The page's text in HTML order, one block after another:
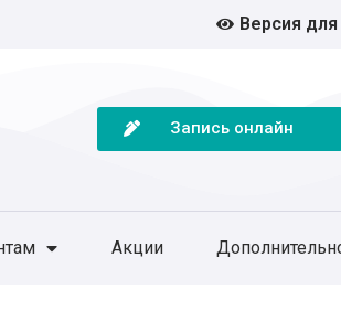
Версия
Запись онлайн
Акции